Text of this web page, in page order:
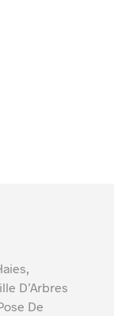
D’Arbres
De